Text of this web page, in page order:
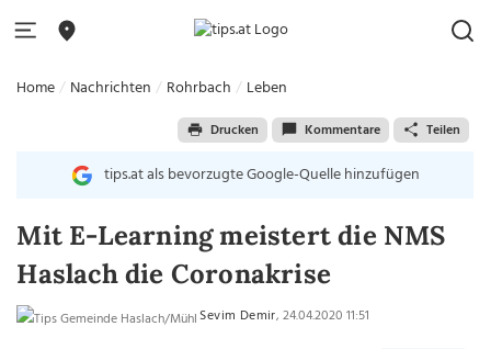
Home Nachrichten Rohrbach Leben
Drucken Kommentare Teilen
tips.at als bevorzugte Google-Quelle hinzufügen
Mit E-Learning meistert die NMS
Haslach die Coronakrise
Sevim Demir, 24.04.2020 11:51